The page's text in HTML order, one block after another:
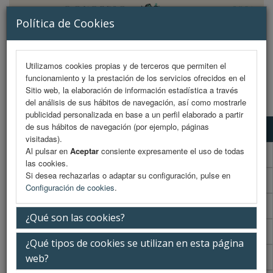
Política de Cookies
Utilizamos cookies propias y de terceros que permiten el
funcionamiento y la prestación de los servicios ofrecidos en el
Sitio web, la elaboración de información estadística a través
del análisis de sus hábitos de navegación, así como mostrarle
publicidad personalizada en base a un perfil elaborado a partir
de sus hábitos de navegación (por ejemplo, páginas
visitadas).
Al pulsar en Aceptar consiente expresamente el uso de todas
las cookies.
Si desea rechazarlas o adaptar su configuración, pulse en
Configuración de cookies.
¿Qué son las cookies?
¿Qué tipos de cookies se utilizan en esta página
web?
MENU
Presentación
La ciudad
La sede
iEvents
Secretaría Técnica
Recogida de acreditación en sede